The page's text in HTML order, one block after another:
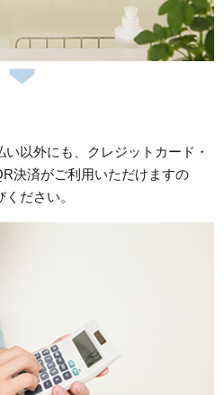
以外にも、クレジットカード・
決済がご利用いただけますの
ださい。